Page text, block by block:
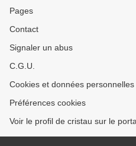
Pages
Contact
Signaler un abus
C.G.U.
Cookies et données personnelles
Préférences cookies
Voir le profil de cristau sur le